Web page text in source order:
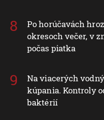
Po horúčavách
okresoch večer, v
počas piatka
Na viacerých
kúpania. Kontroly
baktérií